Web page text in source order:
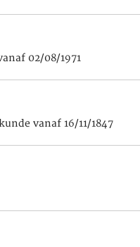
02/08/1971
vanaf 16/11/1847